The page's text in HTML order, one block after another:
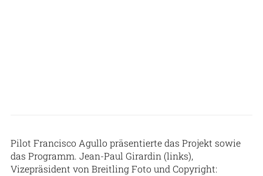
Pilot Francisco Agullo präsentierte das Projekt sowie
das Programm. Jean-Paul Girardin (links),
Vizepräsident von Breitling Foto und Copyright: